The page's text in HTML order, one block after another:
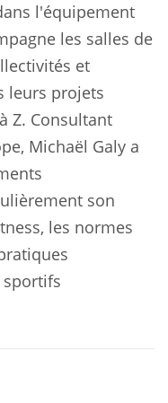
l'équipement
les salles de
et
leurs projets
Z. Consultant
Michaël Galy a
son
les normes
sportifs